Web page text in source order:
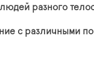
разного
с различными